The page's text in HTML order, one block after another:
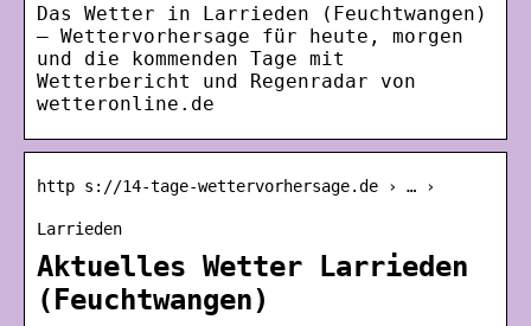
Das Wetter in Larrieden (Feuchtwangen)
– Wettervorhersage für heute, morgen
und die kommenden Tage mit
Wetterbericht und Regenradar von
wetteronline.de
http s://14-tage-wettervorhersage.de › … ›
Larrieden
Aktuelles Wetter Larrieden
(Feuchtwangen)